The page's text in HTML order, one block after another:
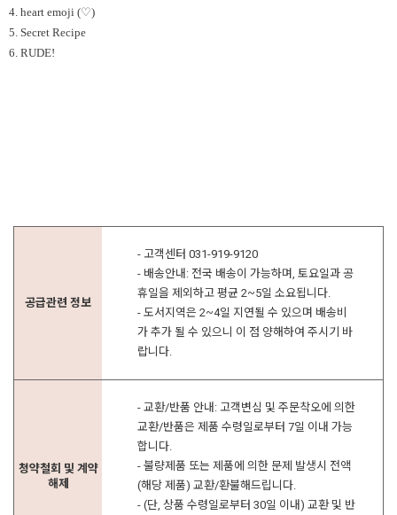
4. heart emoji (♡)
5. Secret Recipe
6. RUDE!
공급관련 정보
- 고객센터 031-919-9120
- 배송안내: 전국 배송이 가능하며, 토요일과 공
휴일을 제외하고 평균 2~5일 소요됩니다.
- 도서지역은 2~4일 지연될 수 있으며 배송비
가 추가 될 수 있으니 이 점 양해하여 주시기 바
랍니다.
청약철회 및 계약
해제
- 교환/반품 안내: 고객변심 및 주문착오에 의한
교환/반품은 제품 수령일로부터 7일 이내 가능
합니다.
- 불량제품 또는 제품에 의한 문제 발생시 전액
(해당 제품) 교환/환불해드립니다.
- (단, 상품 수령일로부터 30일 이내) 교환 및 반